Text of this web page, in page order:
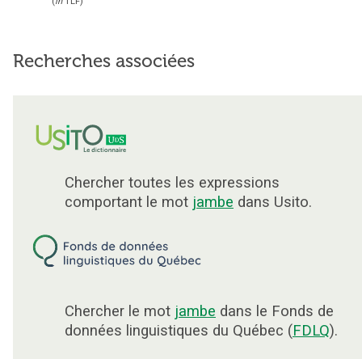
Recherches associées
Chercher toutes les expressions
comportant le mot jambe dans Usito.
Chercher le mot jambe dans le Fonds de
données linguistiques du Québec (FDLQ).